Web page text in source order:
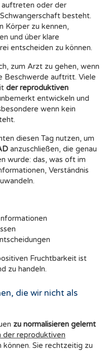
auftreten oder der
besteht.
Körper zu kennen,
und über klare
entscheiden zu können.
zum Arzt zu gehen, wenn
Beschwerde auftritt. Viele
der reproduktiven
entwickeln und
wenn kein
anzuschließen, die genau
wurde: das, was oft im
Verständnis
Fruchtbarkeit ist
zu handeln.
die wir nicht als
zu normalisieren gelernt
der reproduktiven
können. Sie rechtzeitig zu